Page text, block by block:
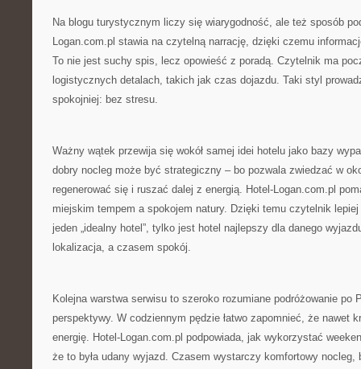
Na blogu turystycznym liczy się wiarygodność, ale też sposób
Logan.com.pl stawia na czytelną narrację, dzięki czemu
To nie jest suchy spis, lecz opowieść z poradą. Czytelnik ma
logistycznych detalach, takich jak czas dojazdu. Taki styl
spokojniej: bez stresu.
Ważny wątek przewija się wokół samej idei hotelu jako bazy
dobry nocleg może być strategiczny – bo pozwala zwiedzać w
regenerować się i ruszać dalej z energią. Hotel-Logan.com.pl
miejskim tempem a spokojem natury. Dzięki temu czytelnik
jeden „idealny hotel”, tylko jest hotel najlepszy dla danego
lokalizacja, a czasem spokój.
Kolejna warstwa serwisu to szeroko rozumiane podróżowanie po
perspektywy. W codziennym pędzie łatwo zapomnieć, że nawet
energię. Hotel-Logan.com.pl podpowiada, jak wykorzystać
że to była udany wyjazd. Czasem wystarczy komfortowy